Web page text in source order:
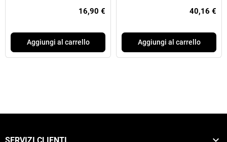
16,90 €
Aggiungi al carrello
40,16 €
Aggiungi al carrello